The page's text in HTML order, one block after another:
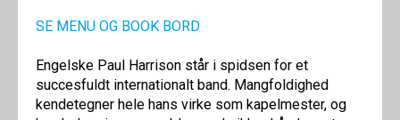
SE MENU OG BOOK BORD
Engelske Paul Harrison står i spidsen for et
succesfuldt internationalt band. Mangfoldighed
kendetegner hele hans virke som kapelmester, og